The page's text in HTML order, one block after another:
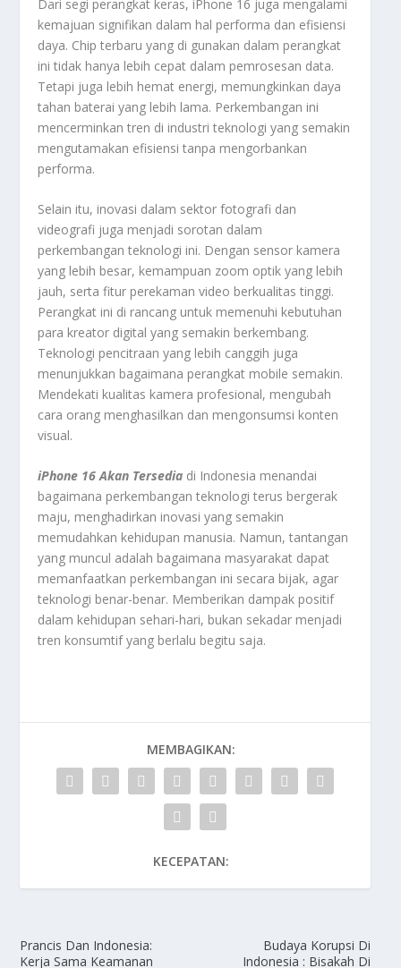
Dari segi perangkat keras, iPhone 16 juga mengalami
kemajuan signifikan dalam hal performa dan efisiensi
daya. Chip terbaru yang di gunakan dalam perangkat
ini tidak hanya lebih cepat dalam pemrosesan data.
Tetapi juga lebih hemat energi, memungkinkan daya
tahan baterai yang lebih lama. Perkembangan ini
mencerminkan tren di industri teknologi yang semakin
mengutamakan efisiensi tanpa mengorbankan
performa.
Selain itu, inovasi dalam sektor fotografi dan
videografi juga menjadi sorotan dalam
perkembangan teknologi ini. Dengan sensor kamera
yang lebih besar, kemampuan zoom optik yang lebih
jauh, serta fitur perekaman video berkualitas tinggi.
Perangkat ini di rancang untuk memenuhi kebutuhan
para kreator digital yang semakin berkembang.
Teknologi pencitraan yang lebih canggih juga
menunjukkan bagaimana perangkat mobile semakin.
Mendekati kualitas kamera profesional, mengubah
cara orang menghasilkan dan mengonsumsi konten
visual.
iPhone 16 Akan Tersedia di Indonesia menandai
bagaimana perkembangan teknologi terus bergerak
maju, menghadirkan inovasi yang semakin
memudahkan kehidupan manusia. Namun, tantangan
yang muncul adalah bagaimana masyarakat dapat
memanfaatkan perkembangan ini secara bijak, agar
teknologi benar-benar. Memberikan dampak positif
dalam kehidupan sehari-hari, bukan sekadar menjadi
tren konsumtif yang berlalu begitu saja.
MEMBAGIKAN:
KECEPATAN:
Prancis Dan Indonesia:
Kerja Sama Keamanan
Budaya Korupsi Di
Indonesia : Bisakah Di